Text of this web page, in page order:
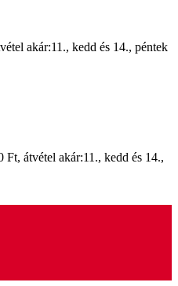
akár:11., kedd és 14., péntek
Ft, átvétel akár:11., kedd és 14.,